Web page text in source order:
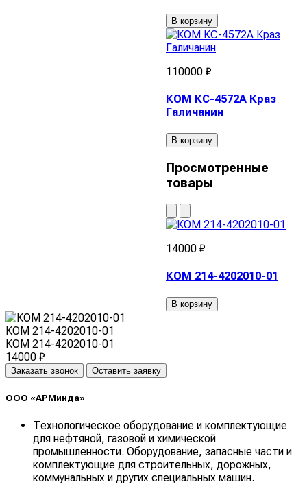
В корзину
110000 ₽
КОМ КС-4572А Краз
Галичанин
В корзину
Просмотренные
товары
14000 ₽
КОМ 214-4202010-01
В корзину
КОМ 214-4202010-01
КОМ 214-4202010-01
14000 ₽
Заказать звонок Оставить заявку
ООО «АРМинда»
Технологическое оборудование и комплектующие
для нефтяной, газовой и химической
промышленности. Оборудование, запасные части и
комплектующие для строительных, дорожных,
коммунальных и других специальных машин.